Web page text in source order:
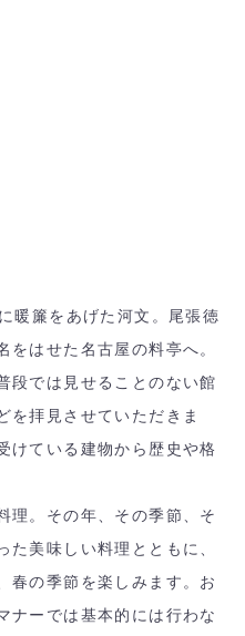
暖簾をあげた河文。尾張徳
はせた名古屋の料亭へ。
段では見せることのない館
を拝見させていただきま
けている建物から歴史や格
理。その年、その季節、そ
美味しい料理とともに、
春の季節を楽しみます。お
ナーでは基本的には行わな